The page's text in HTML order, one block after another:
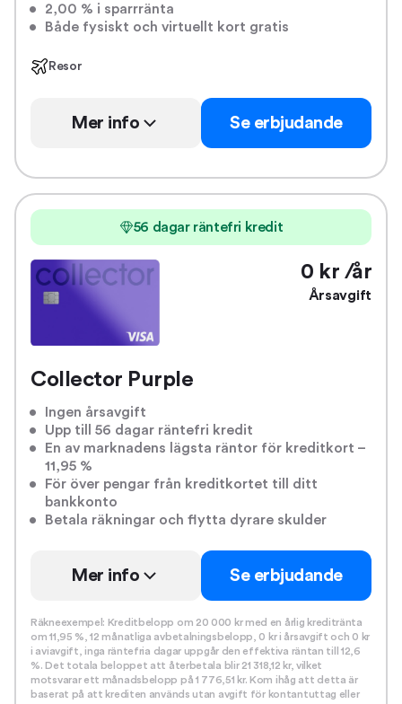
2,00 % i sparrränta
Både fysiskt och virtuellt kort gratis
Resor
Mer info Se erbjudande
56 dagar räntefri kredit
0 kr /år
Årsavgift
Collector Purple
Ingen årsavgift
Upp till 56 dagar räntefri kredit
En av marknadens lägsta räntor för kreditkort –
11,95 %
För över pengar från kreditkortet till ditt
bankkonto
Betala räkningar och flytta dyrare skulder
Mer info Se erbjudande
Räkneexempel: Kreditbelopp om 20 000 kr med en årlig kreditränta
om 11,95 %, 12 månatliga avbetalningsbelopp, 0 kr i årsavgift och 0 kr
i aviavgift, inga räntefria dagar uppgår den effektiva räntan till 12,6
%. Det totala beloppet att återbetala blir 21 318,12 kr, vilket
motsvarar ett månadsbelopp på 1 776,51 kr. Kom ihåg att detta är
baserat på att krediten används utan avgift för kontantuttag eller